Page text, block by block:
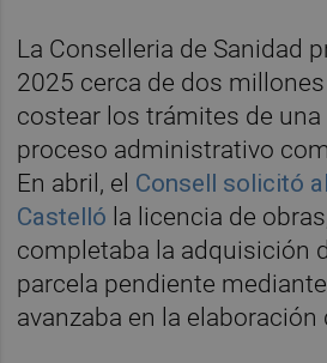
La Conselleria de Sanidad
2025 cerca de dos
costear los trámites de
proceso administrativo
En abril, el Consell solicitó
Castelló la licencia de
completaba la adquisición
parcela pendiente
avanzaba en la elaboración